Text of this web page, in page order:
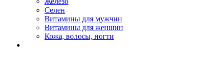
Селен
Витамины для мужчин
Витамины для женщин
Кожа, волосы, ногти